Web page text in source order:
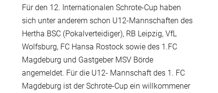
Für den 12. Internationalen Schrote-Cup haben
sich unter anderem schon U12-Mannschaften des
Hertha BSC (Pokalverteidiger), RB Leipzig, VfL
Wolfsburg, FC Hansa Rostock sowie des 1.FC
Magdeburg und Gastgeber MSV Börde
angemeldet. Für die U12- Mannschaft des 1. FC
Magdeburg ist der Schrote-Cup ein willkommener